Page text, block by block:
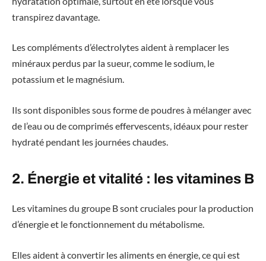
transpirez davantage.
Les compléments d’électrolytes aident à remplacer les
minéraux perdus par la sueur, comme le sodium, le
potassium et le magnésium.
Ils sont disponibles sous forme de poudres à mélanger avec
de l’eau ou de comprimés effervescents, idéaux pour rester
hydraté pendant les journées chaudes.
2. Énergie et vitalité : les vitamines B
Les vitamines du groupe B sont cruciales pour la production
d’énergie et le fonctionnement du métabolisme.
Elles aident à convertir les aliments en énergie, ce qui est